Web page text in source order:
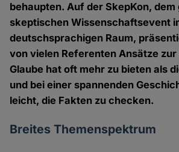
behaupten. Auf der SkepKon,
skeptischen Wissenschaftsevent
deutschsprachigen Raum,
von vielen Referenten Ansätze
Glaube hat oft mehr zu bieten als
und bei einer spannenden
leicht, die Fakten zu checken.
Breites Themenspektrum